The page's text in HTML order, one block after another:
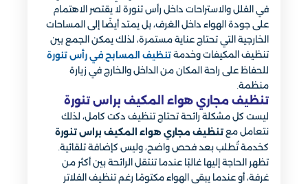
في الفلل والاستراحات داخل رأس تنورة لا يقتصر الاهتمام
على جودة الهواء داخل الغرف، بل يمتد أيضًا إلى المساحات
الخارجية التي تحتاج عناية مستمرة، لذلك يمكن الجمع بين
تنظيف المكيفات وخدمة تنظيف المسابح في رأس تنورة
للحفاظ على راحة المكان من الداخل والخارج في زيارة
منظمة.
تنظيف مجاري هواء المكيف براس تنورة
ليست كل مشكلة رائحة تحتاج تنظيف دكت كامل، لذلك
نتعامل مع تنظيف مجاري هواء المكيف براس تنورة
كخدمة تُطلب بعد فحص واضح، وليس كإضافة تلقائية.
تظهر الحاجة إليها غالبًا عندما تنتقل الرائحة بين أكثر من
غرفة، أو عندما يبقى الهواء مكتومًا رغم تنظيف الفلاتر